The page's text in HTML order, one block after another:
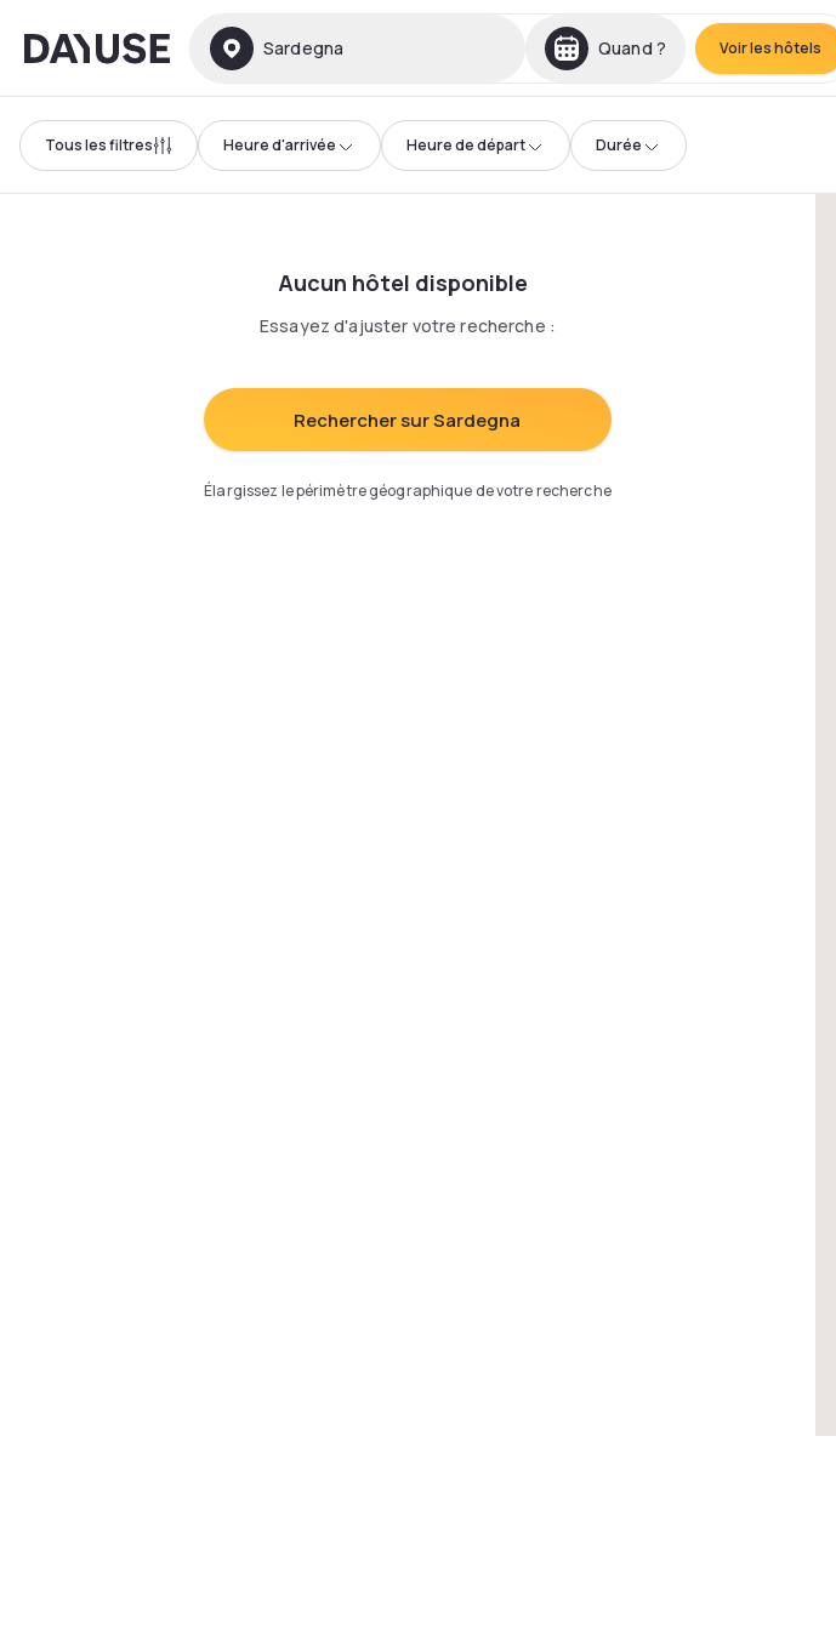
Dayuse Sardegna Quand ? Voir les hôtels
Tous les filtres Heure d'arrivée Heure de départ Durée
Aucun hôtel disponible
Essayez d'ajuster votre recherche :
Rechercher sur Sardegna
Élargissez le périmètre géographique de votre recherche